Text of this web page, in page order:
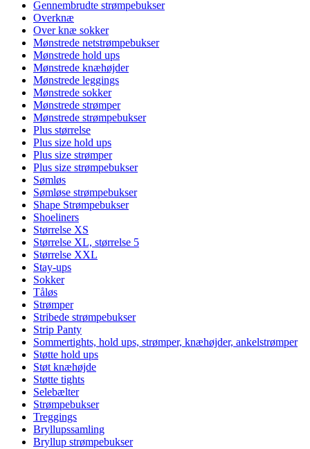
Gennembrudte strømpebukser
Overknæ
Over knæ sokker
Mønstrede netstrømpebukser
Mønstrede hold ups
Mønstrede knæhøjder
Mønstrede leggings
Mønstrede sokker
Mønstrede strømper
Mønstrede strømpebukser
Plus størrelse
Plus size hold ups
Plus size strømper
Plus size strømpebukser
Sømløs
Sømløse strømpebukser
Shape Strømpebukser
Shoeliners
Størrelse XS
Størrelse XL, størrelse 5
Størrelse XXL
Stay-ups
Sokker
Tåløs
Strømper
Stribede strømpebukser
Strip Panty
Sommertights, hold ups, strømper, knæhøjder, ankelstrømper
Støtte hold ups
Støt knæhøjde
Støtte tights
Selebælter
Strømpebukser
Treggings
Bryllupssamling
Bryllup strømpebukser